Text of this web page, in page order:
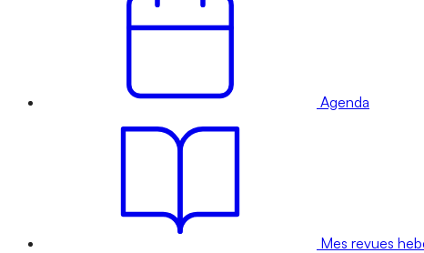
Agenda
Mes revues